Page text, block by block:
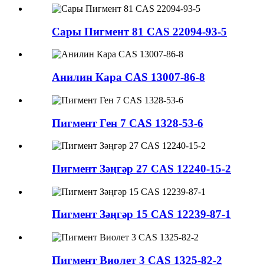
Сары Пигмент 81 CAS 22094-93-5
Анилин Кара CAS 13007-86-8
Пигмент Ген 7 CAS 1328-53-6
Пигмент Зәңгәр 27 CAS 12240-15-2
Пигмент Зәңгәр 15 CAS 12239-87-1
Пигмент Виолет 3 CAS 1325-82-2